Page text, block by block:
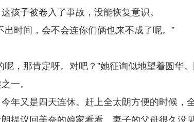
孩子被卷入了事故，没能恢复意识。
时间，会不会连你们俩也来不成了呢。”
，那肯定呀。对吧？”她征询似地望着圆华。
一。
年又是四天连休。赶上全太朗方便的时候，
提议回美奈的娘家看看。妻子的父母很久没